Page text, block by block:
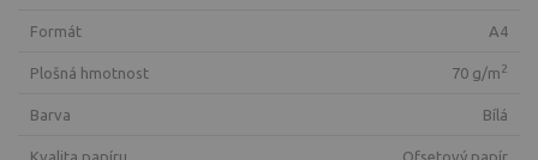
Formát A4
Plošná hmotnost 70 g/m2
Barva bílá